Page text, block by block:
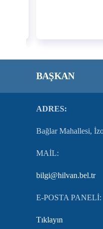
BAŞKAN
ADRES:
Bağlar Mahallesi,
MAİL:
bilgi@hilvan.bel.tr
E-POSTA PANELİ:
Tıklayın